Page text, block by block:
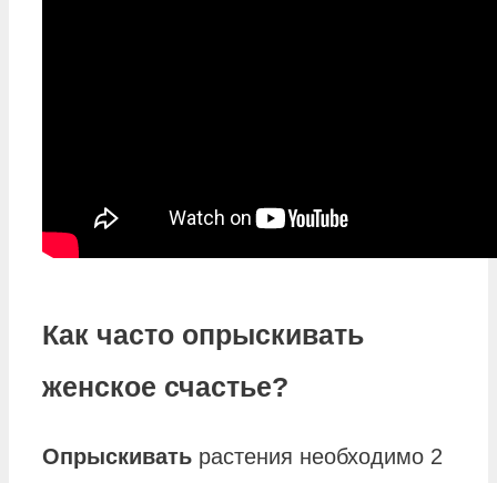
Как часто опрыскивать
женское счастье?
Опрыскивать растения необходимо 2